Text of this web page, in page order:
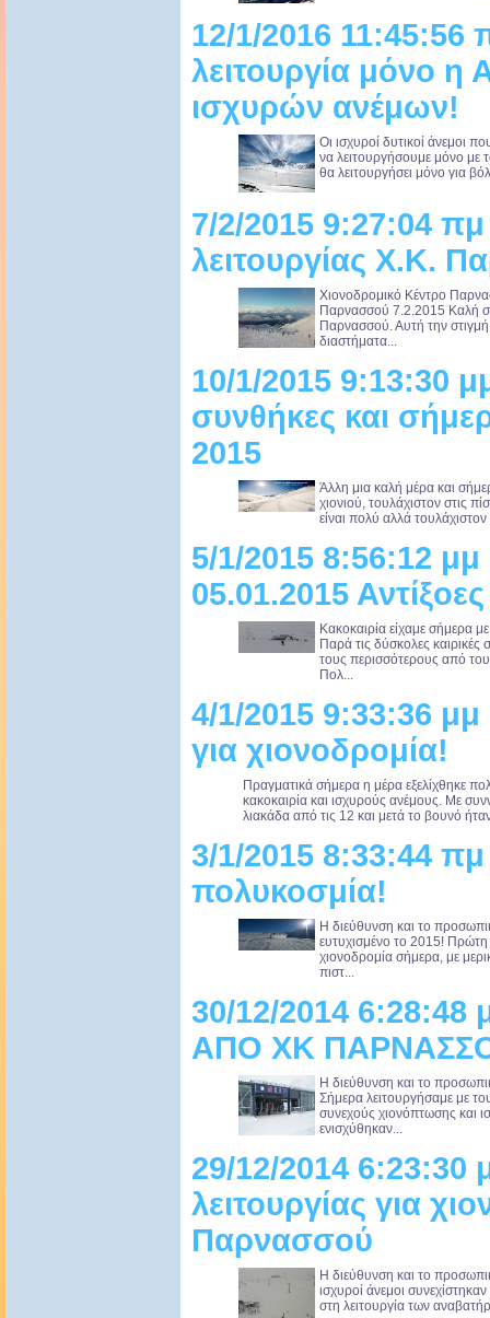
12/1/2016 11:45:56
λειτουργία μόνο η
ισχυρών ανέμων!
Οι ισχυροί δυτικοί άνεμοι
να λειτουργήσουμε μόνο με
θα λειτουργήσει μόνο για
7/2/2015 9:27:04
λειτουργίας Χ.Κ.
Χιονοδρομικό Κέντρο
Παρνασσού 7.2.2015 Καλή
Παρνασσού. Αυτή την
διαστήματα...
10/1/2015 9:13:30
συνθήκες και
2015
Άλλη μια καλή μέρα και
χιονιού, τουλάχιστον στις
είναι πολύ αλλά
5/1/2015 8:56:12
05.01.2015
Κακοκαιρία είχαμε σήμερα
Παρά τις δύσκολες
τους περισσότερους από
Πολ...
4/1/2015 9:33:36 μμ
για χιονοδρομία!
Πραγματικά σήμερα η μέρα εξελίχθηκε
κακοκαιρία και ισχυρούς ανέμους. Με
λιακάδα από τις 12 και μετά το βουνό
3/1/2015 8:33:44
πολυκοσμία!
Η διεύθυνση και το
ευτυχισμένο το 2015! Πρώτη
χιονοδρομία σήμερα, με
πιστ...
30/12/2014
ΑΠΟ ΧΚ
Η διεύθυνση και το
Σήμερα λειτουργήσαμε με
συνεχούς χιονόπτωσης και
ενισχύθηκαν...
29/12/2014 6:23:30
λειτουργίας για
Παρνασσού
Η διεύθυνση και το
ισχυροί άνεμοι
στη λειτουργία των